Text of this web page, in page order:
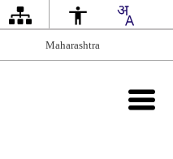
Maharashtra